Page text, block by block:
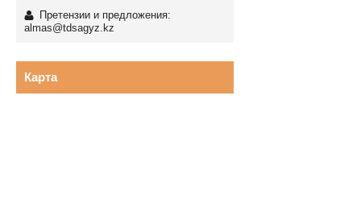
Претензии и предложения:
almas@tdsagyz.kz
Карта